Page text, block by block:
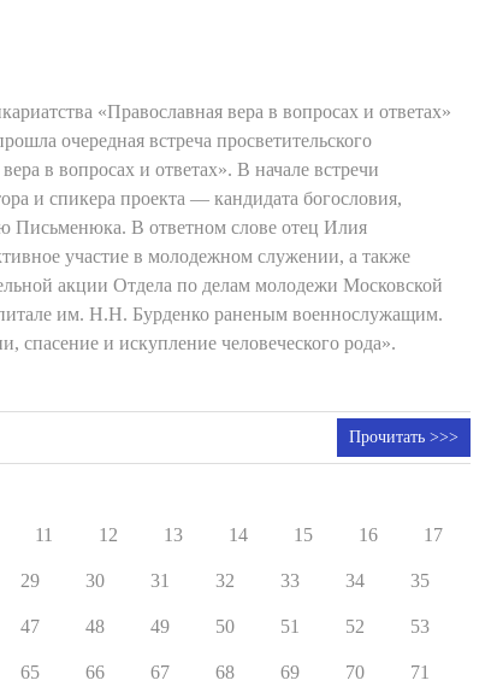
«Православная вера в вопросах и ответах»
очередная встреча просветительского
в вопросах и ответах». В начале встречи
и спикера проекта — кандидата богословия,
Письменюка. В ответном слове отец Илия
участие в молодежном служении, а также
акции Отдела по делам молодежи Московской
им. Н.Н. Бурденко раненым военнослужащим.
спасение и искупление человеческого рода».
Прочитать >>>
11 12 13 14 15 16 17
29 30 31 32 33 34 35
47 48 49 50 51 52 53
65 66 67 68 69 70 71